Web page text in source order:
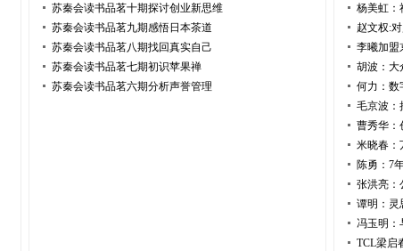
苏秦会读书品茗十期探讨创业新思维
苏秦会读书品茗九期感悟日本茶道
苏秦会读书品茗八期找回真实自己
苏秦会读书品茗七期初识苹果禅
苏秦会读书品茗六期分析声誉管理
杨美虹：
赵文权:
李曦加盟
胡波：大
何力：数
毛京波：
曹秀华：
米晓春：
陈勇：7
张洪亮：
谭明：灵
冯玉明：
TCL梁启